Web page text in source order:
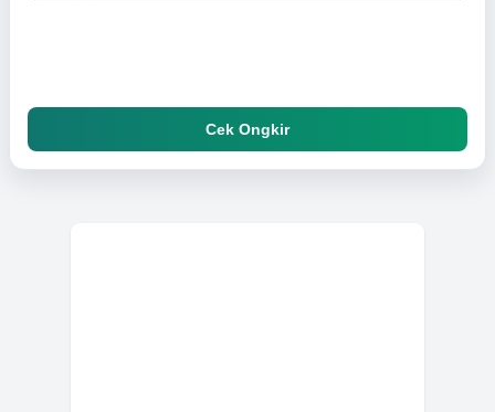
Cek Ongkir